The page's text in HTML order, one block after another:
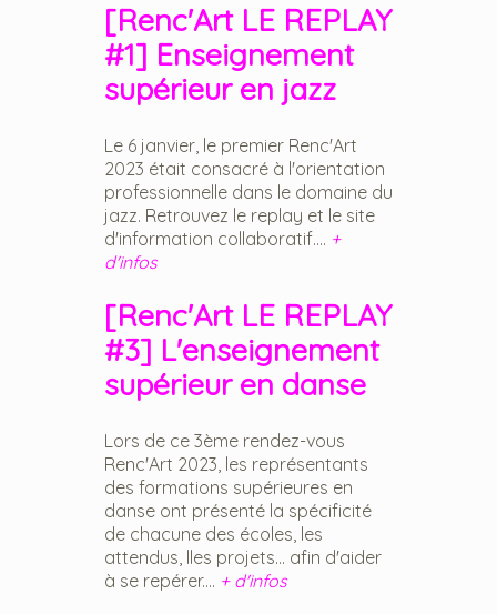
[Renc'Art LE REPLAY
#1] Enseignement
supérieur en jazz
Le 6 janvier, le premier Renc'Art
2023 était consacré à l'orientation
professionnelle dans le domaine du
jazz. Retrouvez le replay et le site
d'information collaboratif.... +
d'infos
[Renc'Art LE REPLAY
#3] L'enseignement
supérieur en danse
Lors de ce 3ème rendez-vous
Renc'Art 2023, les représentants
des formations supérieures en
danse ont présenté la spécificité
de chacune des écoles, les
attendus, lles projets... afin d'aider
à se repérer.... + d'infos